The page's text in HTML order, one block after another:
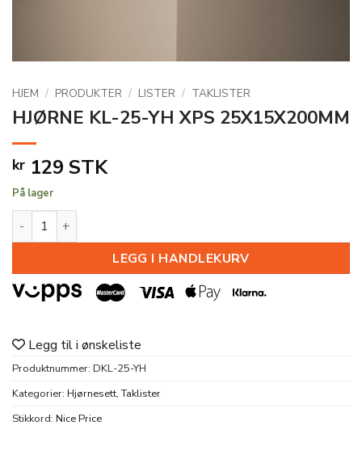
HJEM / PRODUKTER / LISTER / TAKLISTER
HJØRNE KL-25-YH XPS 25X15X200MM
kr 129 STK
På lager
HJØRNE KL-25-YH XPS 25X15X200MM antall
LEGG I HANDLEKURV
Legg til i ønskeliste
Produktnummer: DKL-25-YH
Kategorier: Hjørnesett,Taklister
Stikkord: Nice Price